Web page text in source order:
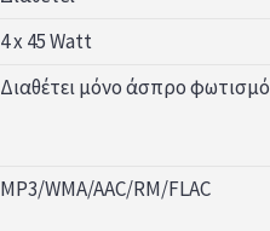
4 x 45 Watt
Διαθέτει μόνο άσπρο φωτισμό
MP3/WMA/AAC/RM/FLAC